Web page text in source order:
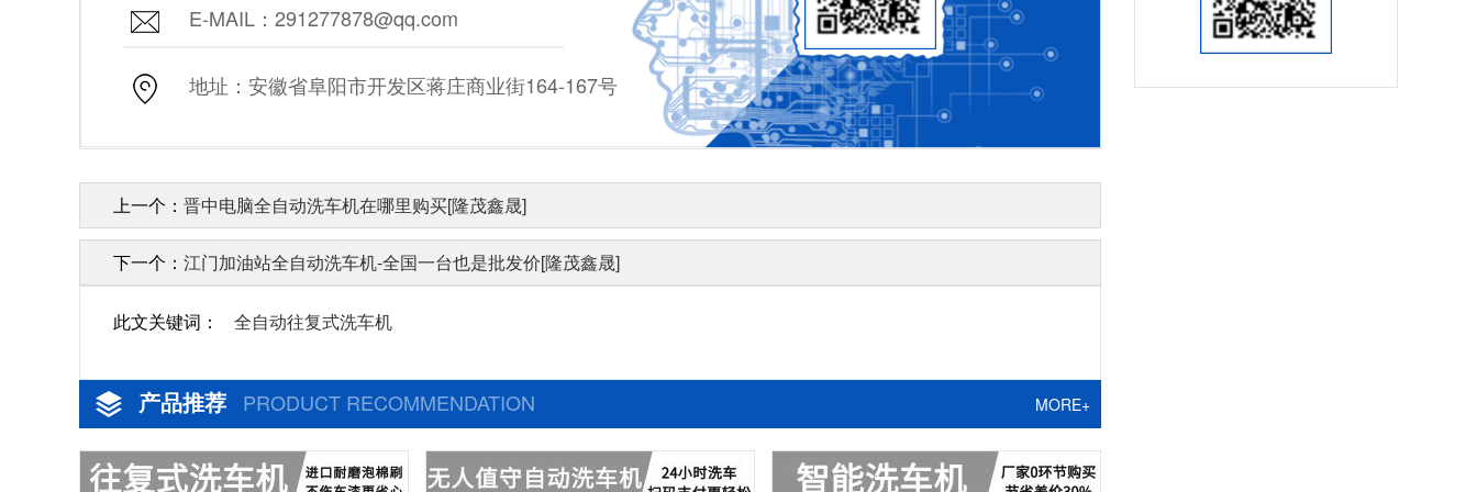
E-MAIL：291277878@qq.com
地址：安徽省阜阳市开发区蒋庄商业街164-167号
上一个： 晋中电脑全自动洗车机在哪里购买[隆茂鑫晟]
下一个： 江门加油站全自动洗车机-全国一台也是批发价[隆茂鑫晟]
此文关键词： 全自动往复式洗车机
产品推荐 PRODUCT RECOMMENDATION MORE+